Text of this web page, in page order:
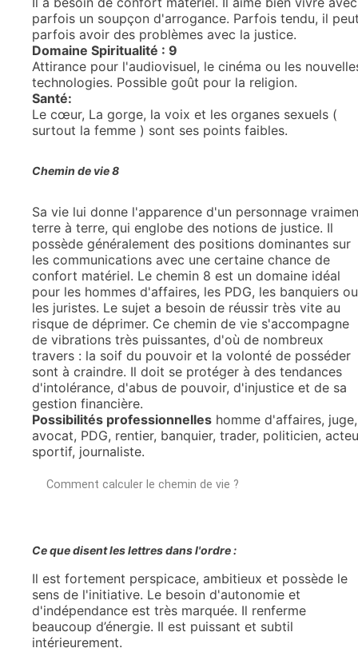
parfois un soupçon d'arrogance. Parfois tendu, il
parfois avoir des problèmes avec la justice.
Domaine Spiritualité : 9
Attirance pour l'audiovisuel, le cinéma ou les
technologies. Possible goût pour la religion.
Santé:
Le cœur, La gorge, la voix et les organes sexuels (
surtout la femme ) sont ses points faibles.
Chemin de vie 8
Sa vie lui donne l'apparence d'un personnage
terre à terre, qui englobe des notions de justice. Il
possède généralement des positions dominantes sur
les communications avec une certaine chance de
confort matériel. Le chemin 8 est un domaine idéal
pour les hommes d'affaires, les PDG, les banquiers ou
les juristes. Le sujet a besoin de réussir très vite au
risque de déprimer. Ce chemin de vie s'accompagne
de vibrations très puissantes, d'où de nombreux
travers : la soif du pouvoir et la volonté de posséder
sont à craindre. Il doit se protéger à des tendances
d'intolérance, d'abus de pouvoir, d'injustice et de sa
gestion financière.
Possibilités professionnelles homme d'affaires, juge,
avocat, PDG, rentier, banquier, trader, politicien,
sportif, journaliste.
Comment calculer le chemin de vie ?
Ce que disent les lettres dans l'ordre :
Il est fortement perspicace, ambitieux et possède le
sens de l'initiative. Le besoin d'autonomie et
d'indépendance est très marquée. Il renferme
beaucoup d’énergie. Il est puissant et subtil
intérieurement.